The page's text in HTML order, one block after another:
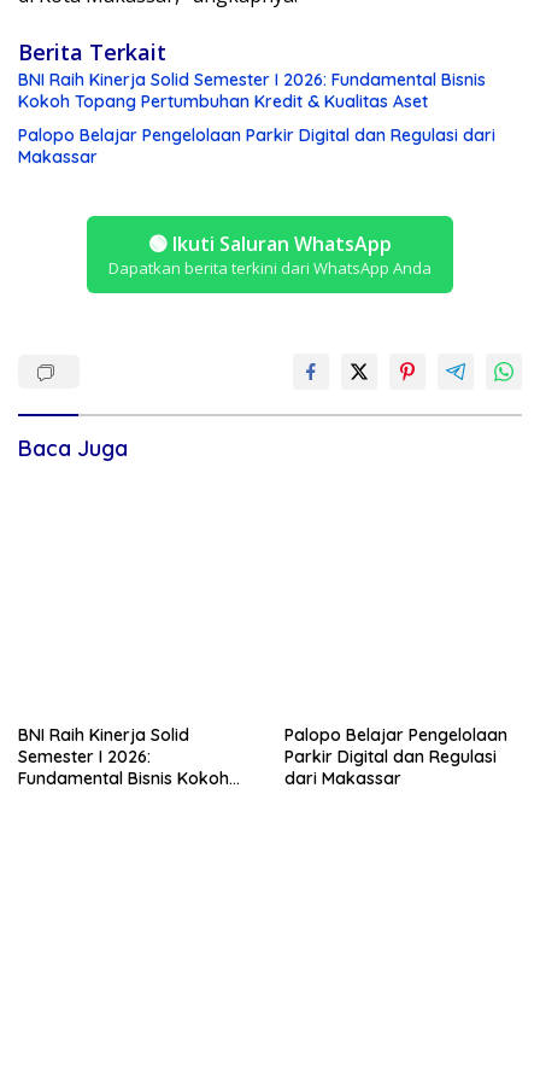
Berita Terkait
BNI Raih Kinerja Solid Semester I 2026: Fundamental Bisnis
Kokoh Topang Pertumbuhan Kredit & Kualitas Aset
Palopo Belajar Pengelolaan Parkir Digital dan Regulasi dari
Makassar
🟢 Ikuti Saluran WhatsApp
Dapatkan berita terkini dari WhatsApp Anda
Baca Juga
BNI Raih Kinerja Solid
Semester I 2026:
Fundamental Bisnis Kokoh
Palopo Belajar Pengelolaan
Parkir Digital dan Regulasi
dari Makassar